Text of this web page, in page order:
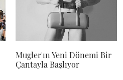
Mugler'ın Yeni Dönemi Bir
Çantayla Başlıyor